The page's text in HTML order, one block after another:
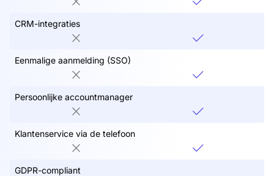
CRM-integraties
Eenmalige aanmelding (SSO)
Persoonlijke accountmanager
Klantenservice via de telefoon
GDPR-compliant